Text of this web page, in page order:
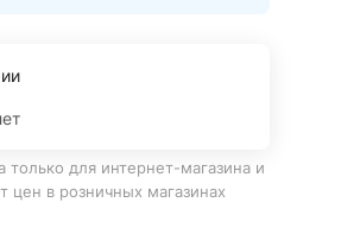
только для интернет-магазина и
цен в розничных магазинах